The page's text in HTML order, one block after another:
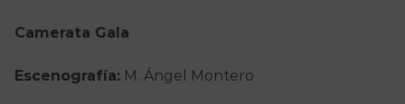
Camerata Gala
Escenografía:M. Ángel Montero